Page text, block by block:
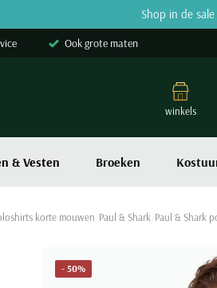
Shop in de
Ook grote maten
& Vesten Broeken
winkels
korte mouwen Paul & Shark Paul & Shark
- 50%